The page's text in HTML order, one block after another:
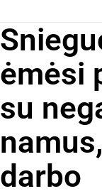
ėmėsi
su
darbo